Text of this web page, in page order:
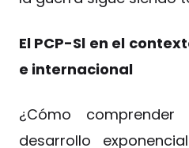
El PCP-Sl en el
e internacional
¿Cómo
desarrollo